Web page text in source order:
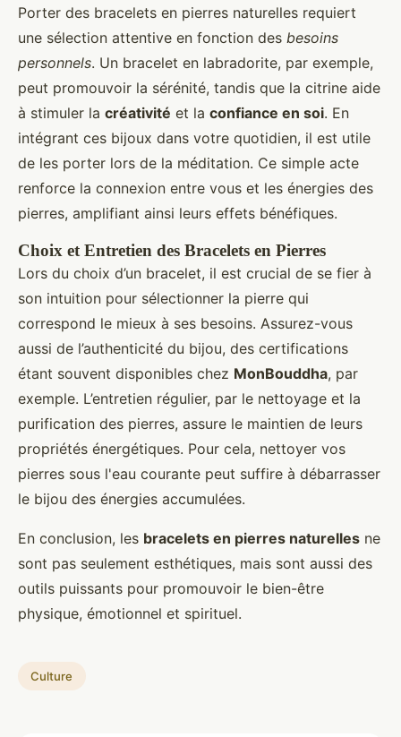
Porter des bracelets en pierres naturelles requiert
une sélection attentive en fonction des besoins
personnels. Un bracelet en labradorite, par exemple,
peut promouvoir la sérénité, tandis que la citrine aide
à stimuler la créativité et la confiance en soi. En
intégrant ces bijoux dans votre quotidien, il est utile
de les porter lors de la méditation. Ce simple acte
renforce la connexion entre vous et les énergies des
pierres, amplifiant ainsi leurs effets bénéfiques.
Choix et Entretien des Bracelets en Pierres
Lors du choix d’un bracelet, il est crucial de se fier à
son intuition pour sélectionner la pierre qui
correspond le mieux à ses besoins. Assurez-vous
aussi de l’authenticité du bijou, des certifications
étant souvent disponibles chez MonBouddha, par
exemple. L’entretien régulier, par le nettoyage et la
purification des pierres, assure le maintien de leurs
propriétés énergétiques. Pour cela, nettoyer vos
pierres sous l'eau courante peut suffire à débarrasser
le bijou des énergies accumulées.
En conclusion, les bracelets en pierres naturelles ne
sont pas seulement esthétiques, mais sont aussi des
outils puissants pour promouvoir le bien-être
physique, émotionnel et spirituel.
Culture